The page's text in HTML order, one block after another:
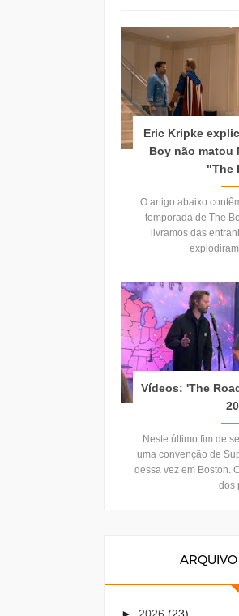
Eric Kripke
Boy não matou
"The
O artigo abaixo
temporada de The
livramos das
explodiram
Vídeos: 'The
Neste último fim de
uma convenção de
dessa vez em Boston.
dos
► 2026 (23)